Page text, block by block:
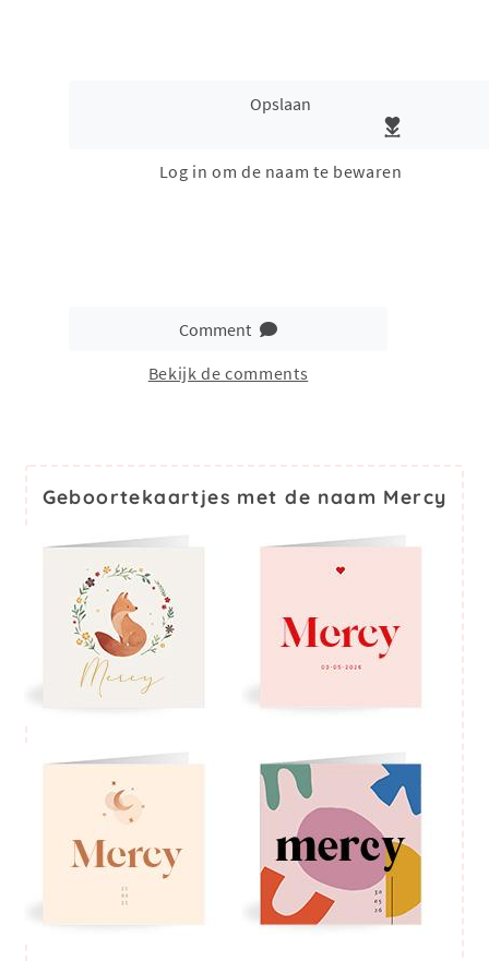
Opslaan
Log in om de naam te bewaren
Comment
Bekijk de comments
Geboortekaartjes met de naam Mercy